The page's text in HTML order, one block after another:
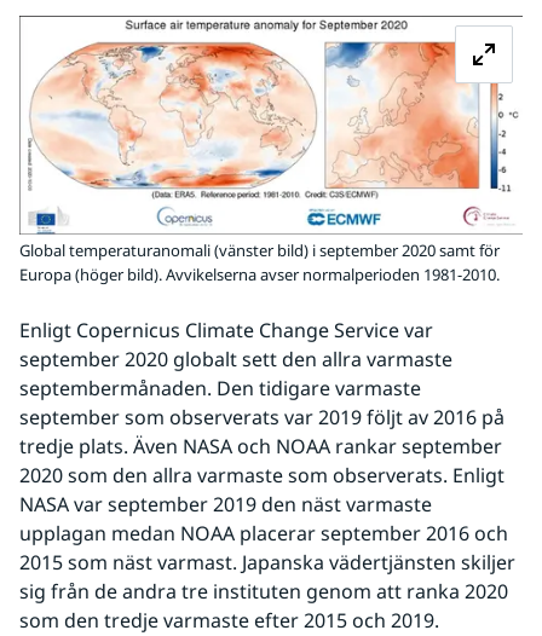
Global temperaturanomali (vänster bild) i september 2020 samt för
Europa (höger bild). Avvikelserna avser normalperioden 1981-2010.
Enligt Copernicus Climate Change Service var
september 2020 globalt sett den allra varmaste
septembermånaden. Den tidigare varmaste
september som observerats var 2019 följt av 2016 på
tredje plats. Även NASA och NOAA rankar september
2020 som den allra varmaste som observerats. Enligt
NASA var september 2019 den näst varmaste
upplagan medan NOAA placerar september 2016 och
2015 som näst varmast. Japanska vädertjänsten skiljer
sig från de andra tre instituten genom att ranka 2020
som den tredje varmaste efter 2015 och 2019.